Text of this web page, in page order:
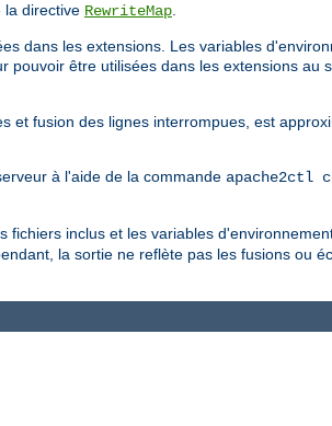
la directive RewriteMap
dans les extensions. Les variables
pouvoir être utilisées dans les extensions au
et fusion des lignes interrompues, est
à l'aide de la commande apache2ctl
fichiers inclus et les variables
la sortie ne reflète pas les fusions ou